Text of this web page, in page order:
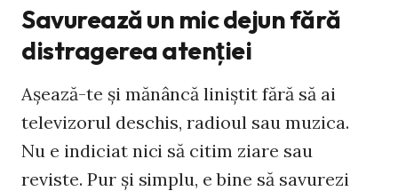
Savurează un mic dejun fără
distragerea atenţiei
Aşează-te şi mănâncă liniştit fără să ai
televizorul deschis, radioul sau muzica.
Nu e indiciat nici să citim ziare sau
reviste. Pur şi simplu, e bine să savurezi